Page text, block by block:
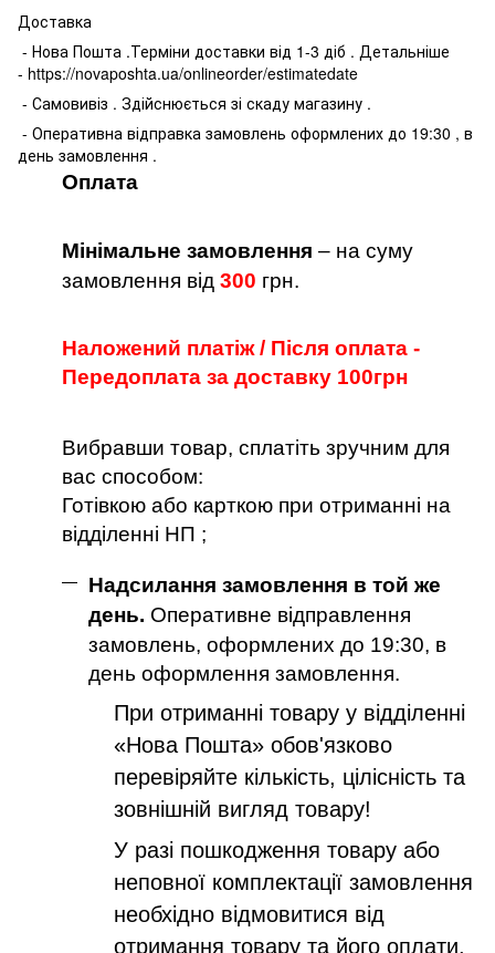
Доставка
- Нова Пошта .Терміни доставки від 1-3 діб . Детальніше
- https://novaposhta.ua/onlineorder/estimatedate
- Самовивіз . Здійснюється зі скаду магазину .
- Оперативна відправка замовлень оформлених до 19:30 , в
день замовлення .
Оплата
Мінімальне замовлення – на суму
замовлення від 300 грн.
Наложений платіж / Після оплата -
Передоплата за доставку 100грн
Вибравши товар, сплатіть зручним для
вас способом:
Готівкою або карткою при отриманні на
відділенні НП ;
Надсилання замовлення в той же
день. Оперативне відправлення
замовлень, оформлених до 19:30, в
день оформлення замовлення.
При отриманні товару у відділенні
«Нова Пошта» обов'язково
перевіряйте кількість, цілісність та
зовнішній вигляд товару!
У разі пошкодження товару або
неповної комплектації замовлення
необхідно відмовитися від
отримання товару та його оплати,